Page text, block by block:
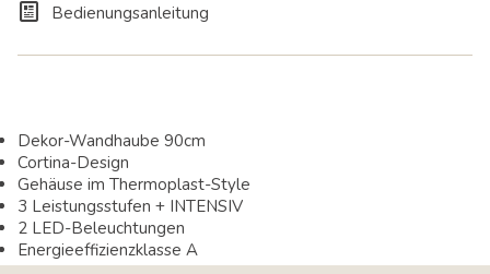
Bedienungsanleitung
Dekor-Wandhaube 90cm
Cortina-Design
Gehäuse im Thermoplast-Style
3 Leistungsstufen + INTENSIV
2 LED-Beleuchtungen
Energieeffizienzklasse A